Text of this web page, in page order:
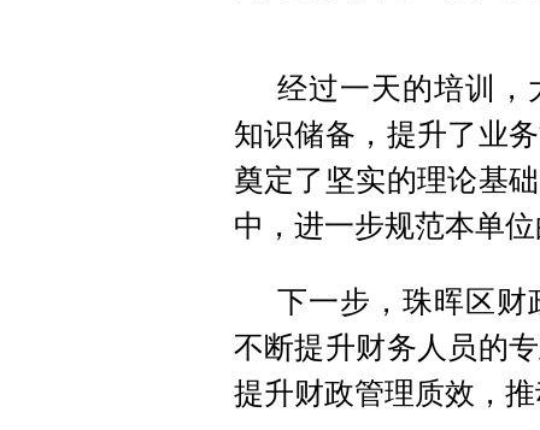
经过一天的培训，
知识储备，提升了业
奠定了坚实的理论基
中，进一步规范本单
下一步，珠晖区财
不断提升财务人员的
提升财政管理质效，